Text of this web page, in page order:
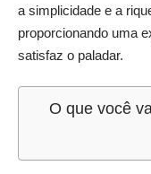
a simplicidade e a
proporcionando uma
satisfaz o paladar.
O que você